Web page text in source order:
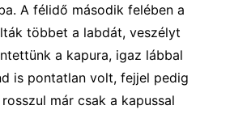
A félidő második felében a
többet a labdát, veszélyt
a kapura, igaz lábbal
is pontatlan volt, fejjel pedig
már csak a kapussal